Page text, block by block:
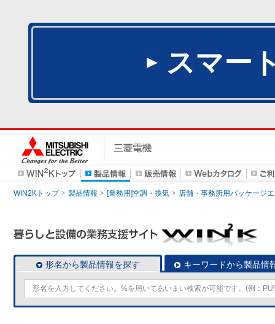
スマー
WIN2Kトップ 製品情報 [業務用]空調・換気 店舗・事務所用パッケージ
形名から製品情報を探す キーワードから製品情